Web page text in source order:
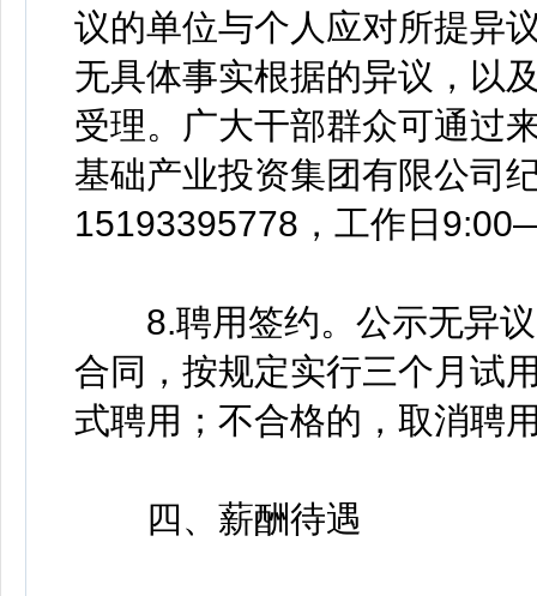
议的单位与个人应对所提异
无具体事实根据的异议，以
受理。广大干部群众可通过
基础产业投资集团有限公司
15193395778，工作日
8.聘用签约。公示无异议
合同，按规定实行三个月试
式聘用；不合格的，取消聘
四、薪酬待遇